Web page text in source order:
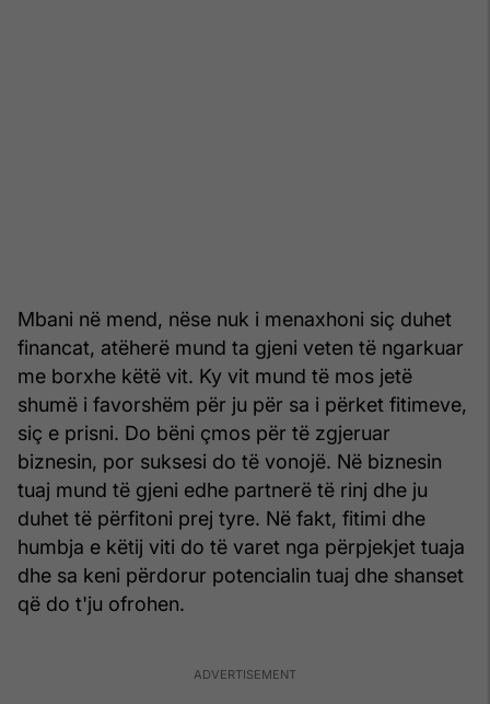
Mbani në mend, nëse nuk i menaxhoni siç duhet
financat, atëherë mund ta gjeni veten të ngarkuar
me borxhe këtë vit. Ky vit mund të mos jetë
shumë i favorshëm për ju për sa i përket fitimeve,
siç e prisni. Do bëni çmos për të zgjeruar
biznesin, por suksesi do të vonojë. Në biznesin
tuaj mund të gjeni edhe partnerë të rinj dhe ju
duhet të përfitoni prej tyre. Në fakt, fitimi dhe
humbja e këtij viti do të varet nga përpjekjet tuaja
dhe sa keni përdorur potencialin tuaj dhe shanset
që do t'ju ofrohen.